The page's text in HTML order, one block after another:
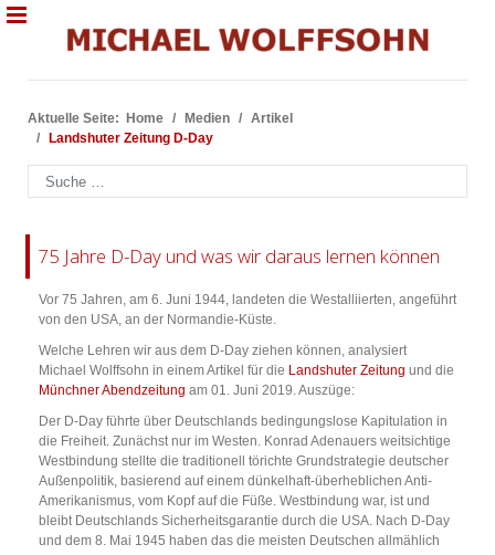
Aktuelle Seite: Home Medien
Artikel
Landshuter Zeitung D-Day
Suchen
75 Jahre D-Day und was wir daraus lernen können
Vor 75 Jahren, am 6. Juni 1944, landeten die Westalliierten, angeführt
von den USA, an der Normandie-Küste.
Welche Lehren wir aus dem D-Day ziehen können, analysiert
Michael Wolffsohn in einem Artikel für die Landshuter Zeitung und die
Münchner Abendzeitung am 01. Juni 2019. Auszüge:
Der D-Day führte über Deutschlands bedingungslose Kapitulation in
die Freiheit. Zunächst nur im Westen. Konrad Adenauers weitsichtige
Westbindung stellte die traditionell törichte Grundstrategie deutscher
Außenpolitik, basierend auf einem dünkelhaft-überheblichen Anti-
Amerikanismus, vom Kopf auf die Füße. Westbindung war, ist und
bleibt Deutschlands Sicherheitsgarantie durch die USA. Nach D-Day
und dem 8. Mai 1945 haben das die meisten Deutschen allmählich